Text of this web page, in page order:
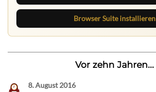
Browser Suite installieren
Vor zehn Jahren...
8. August 2016